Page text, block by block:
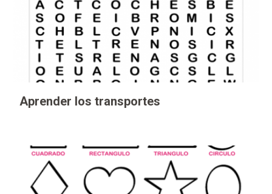
Aprender los transportes